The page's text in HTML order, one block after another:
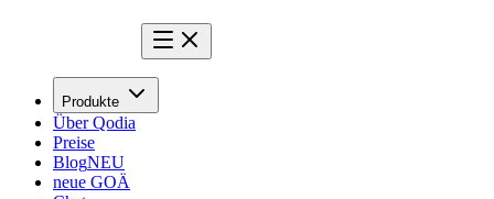
Produkte
Über Qodia
Preise
BlogNEU
neue GOÄ